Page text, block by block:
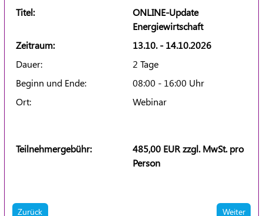
Titel:
ONLINE-Update
Energiewirtschaft
Zeitraum:
13.10. - 14.10.2026
Dauer:
2 Tage
Beginn und Ende:
08:00 - 16:00 Uhr
Ort:
Webinar
Teilnehmergebühr:
485,00 EUR zzgl. MwSt. pro
Person
Zurück Weiter